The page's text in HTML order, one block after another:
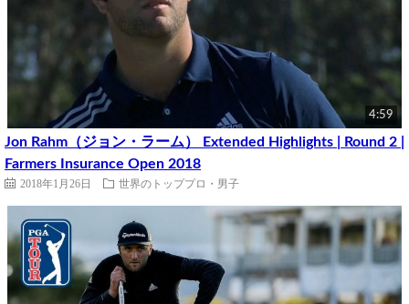
4:59
Jon Rahm（ジョン・ラーム） Extended Highlights | Round 2 |
Farmers Insurance Open 2018
2018年1月26日 世界のトッププロ・男子